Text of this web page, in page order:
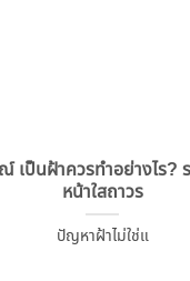
ป็นฝ้าควรทำอย่างไร?
หน้าใสถาวร
ปัญหาฝ้าไม่ใช่แ